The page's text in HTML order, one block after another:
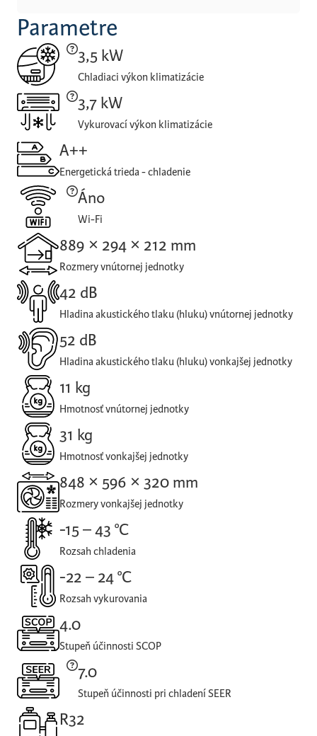
Parametre
3,5 kW
Chladiaci výkon klimatizácie
3,7 kW
Vykurovací výkon klimatizácie
A++
Energetická trieda - chladenie
Áno
Wi-Fi
889 × 294 × 212 mm
Rozmery vnútornej jednotky
42 dB
Hladina akustického tlaku (hluku) vnútornej jednotky
52 dB
Hladina akustického tlaku (hluku) vonkajšej jednotky
11 kg
Hmotnosť vnútornej jednotky
31 kg
Hmotnosť vonkajšej jednotky
848 × 596 × 320 mm
Rozmery vonkajšej jednotky
-15 – 43 °C
Rozsah chladenia
-22 – 24 °C
Rozsah vykurovania
4.0
Stupeň účinnosti SCOP
7.0
Stupeň účinnosti pri chladení SEER
R32